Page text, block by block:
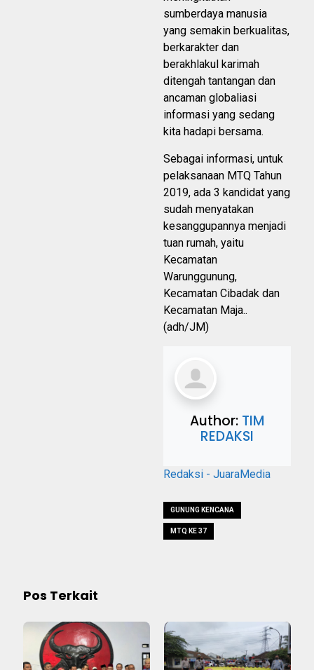
sumberdaya manusia
yang semakin berkualitas,
berkarakter dan
berakhlakul karimah
ditengah tantangan dan
ancaman globaliasi
informasi yang sedang
kita hadapi bersama.
Sebagai informasi, untuk
pelaksanaan MTQ Tahun
2019, ada 3 kandidat yang
sudah menyatakan
kesanggupannya menjadi
tuan rumah, yaitu
Kecamatan
Warunggunung,
Kecamatan Cibadak dan
Kecamatan Maja..
(adh/JM)
Author: TIM
REDAKSI
Redaksi - JuaraMedia
GUNUNG KENCANA
MTQ KE 37
Pos Terkait